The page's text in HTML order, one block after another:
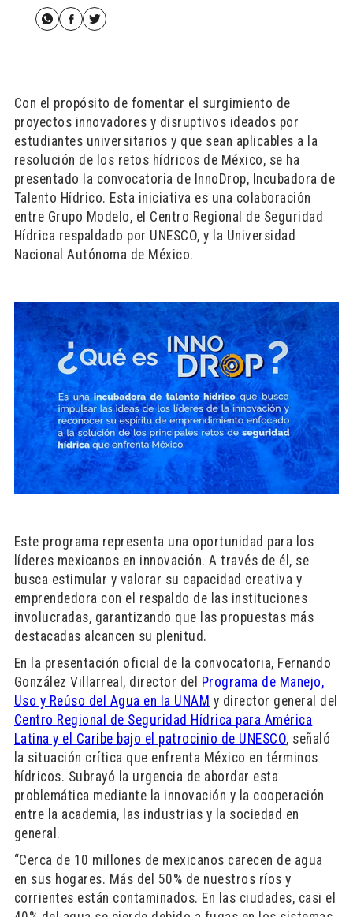
Con el propósito de fomentar el surgimiento de
proyectos innovadores y disruptivos ideados por
estudiantes universitarios y que sean aplicables a la
resolución de los retos hídricos de México, se ha
presentado la convocatoria de InnoDrop, Incubadora de
Talento Hídrico. Esta iniciativa es una colaboración
entre Grupo Modelo, el Centro Regional de Seguridad
Hídrica respaldado por UNESCO, y la Universidad
Nacional Autónoma de México.
Este programa representa una oportunidad para los
líderes mexicanos en innovación. A través de él, se
busca estimular y valorar su capacidad creativa y
emprendedora con el respaldo de las instituciones
involucradas, garantizando que las propuestas más
destacadas alcancen su plenitud.
En la presentación oficial de la convocatoria, Fernando
González Villarreal, director del Programa de Manejo,
Uso y Reúso del Agua en la UNAM y director general del
Centro Regional de Seguridad Hídrica para América
Latina y el Caribe bajo el patrocinio de UNESCO, señaló
la situación crítica que enfrenta México en términos
hídricos. Subrayó la urgencia de abordar esta
problemática mediante la innovación y la cooperación
entre la academia, las industrias y la sociedad en
general.
“Cerca de 10 millones de mexicanos carecen de agua
en sus hogares. Más del 50% de nuestros ríos y
corrientes están contaminados. En las ciudades, casi el